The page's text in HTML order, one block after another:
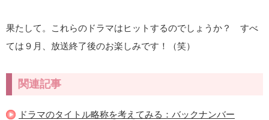
果たして。これらのドラマはヒットするのでしょうか？ すべ
ては９月、放送終了後のお楽しみです！（笑）
関連記事
ドラマのタイトル略称を考えてみる：バックナンバー